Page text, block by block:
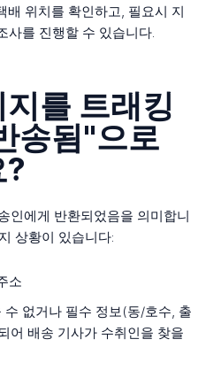
배 위치를 확인하고, 필요시 지
사를 진행할 수 있습니다.
를 트래킹
송됨"으로
인에게 반환되었음을 의미합니
상황이 있습니다:
소
없거나 필수 정보(동/호수, 출
어 배송 기사가 수취인을 찾을